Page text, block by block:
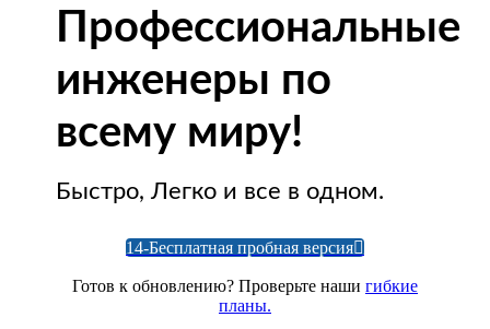
Профессиональные
инженеры по
всему миру!
Быстро, Легко и все в одном.
14-Бесплатная пробная версия
Готов к обновлению? Проверьте наши гибкие
планы.